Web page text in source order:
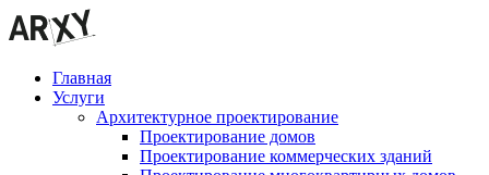
Главная
Услуги
Архитектурное проектирование
Проектирование домов
Проектирование коммерческих зданий